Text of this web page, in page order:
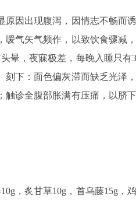
原因出现腹泻，因情志不畅而诱
气矢气频作，以致饮食骤减，
晕，夜寐极差，每晚入睡只有3
下：面色偏灰滞而缺乏光泽，
触诊全腹部胀满有压痛，以脐下
，炙甘草10g，首乌藤15g，鸡